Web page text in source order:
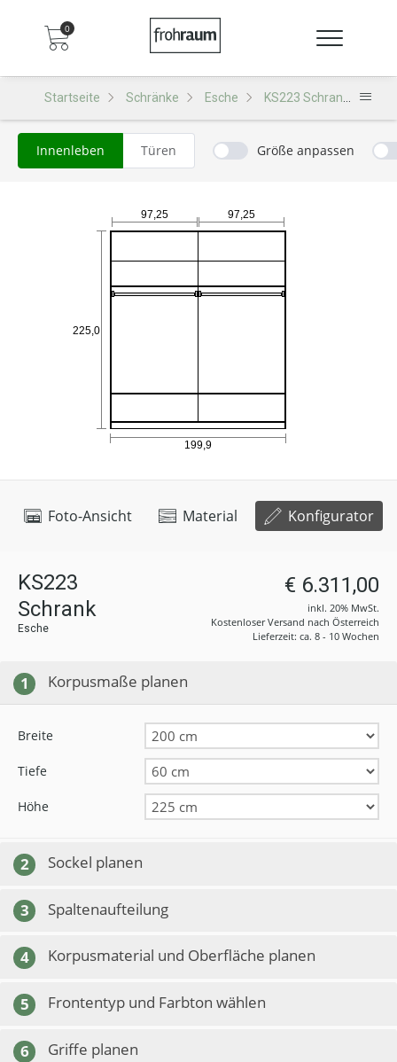
0
Startseite Schränke Esche KS223 Schrank
Foto-Ansicht Material Konfigurator
Innenleben Türen Größe anpassen
KS223
Schrank
Esche
€ 6.311,00
inkl. 20% MwSt.
Kostenloser Versand nach Österreich
Lieferzeit: ca. 8 - 10 Wochen
1 Korpusmaße planen
Breite
Tiefe
Höhe
2 Sockel planen
3 Spaltenaufteilung
4 Korpusmaterial und Oberfläche planen
5 Frontentyp und Farbton wählen
6 Griffe planen